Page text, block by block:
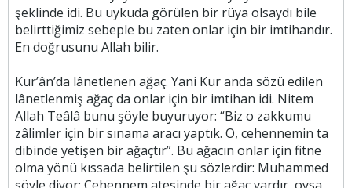
şeklinde idi. Bu uykuda görülen bir rüya olsaydı bile
belirttiğimiz sebeple bu zaten onlar için bir imtihandır.
En doğrusunu Allah bilir.
Kur’ân’da lânetlenen ağaç. Yani Kur anda sözü edilen
lânetlenmiş ağaç da onlar için bir imtihan idi. Nitem
Allah Teâlâ bunu şöyle buyuruyor: “Biz o zakkumu
zâlimler için bir sınama aracı yaptık. O, cehennemin ta
dibinde yetişen bir ağaçtır”. Bu ağacın onlar için fitne
olma yönü kıssada belirtilen şu sözlerdir: Muhammed